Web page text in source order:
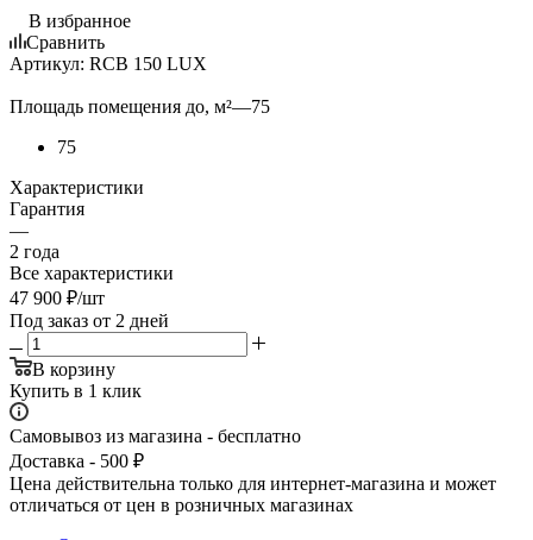
В избранное
Сравнить
Артикул: RCB 150 LUX
Площадь помещения до, м²—75
75
Характеристики
Гарантия
—
2 года
Все характеристики
47 900 ₽/шт
Под заказ от 2 дней
В корзину
Купить в 1 клик
Самовывоз из магазина - бесплатно
Доставка - 500 ₽
Цена действительна только для интернет-магазина и может
отличаться от цен в розничных магазинах